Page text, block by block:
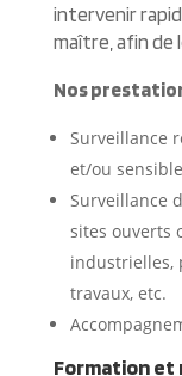
intervenir
maître, afin de
Nos
Surveillance
et/ou
Surveillance
sites ouverts
industrielles,
travaux, etc.
Formation et